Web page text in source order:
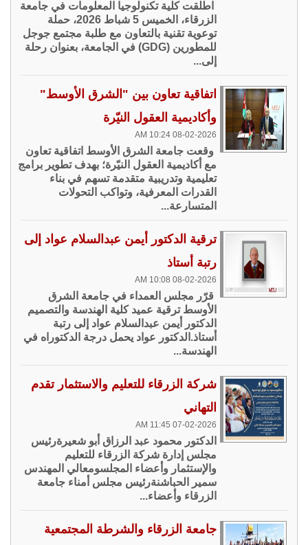
اطلقت كلية تكنولوجيا المعلومات في جامعة
الزرقاء، الخميس 5 شباط 2026، حملة
توعوية تقنية بالتعاون مع طلبة مجتمع جوجل
للمطورين (GDG) في الجامعة، بعنوان رحلة
إلى...
اتفاقية تعاون بين "الشرق الأوسط"
وأكاديمية العقول النيّرة
08-02-2026 10:24 AM
وقعت جامعة الشرق الأوسط اتفاقية تعاون
مع أكاديمية العقول النيّرة؛ بهدف تطوير برامج
تعليمية وتدريبية متقدمة تسهم في بناء
القدرات المعرفية، وتواكب التحولات
المتسارعة...
ترقية الدكتور أيمن عبدالسلام عواد إلى
رتبة أستاذ
08-02-2026 10:08 AM
قرّر مجلس العمداء في جامعة الشرق
الأوسط ترقية عميد كلية الهندسة والتصميم
الدكتور أيمن عبدالسلام عواد إلى رتبة
أستاذ.الدكتور عواد يحمل درجة الدكتوراه في
الهندسة...
شركة الزرقاء للتعليم والاستثمار تقدم
التهاني
07-02-2026 11:45 AM
الدكتور محمود عبد الرزاق أبو شعيرةرئيس
مجلس إدارة شركة الزرقاء للتعليم
والإستثمار وأعضاء المجلسومعالي المهندس
سمير الحباشنةرئيس مجلس أمناء جامعة
الزرقاء وأعضاء...
جامعة الزرقاء والشرطة المجتمعية